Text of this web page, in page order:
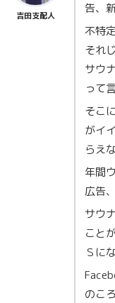
吉田支配人
告、
不特
それ
サウ
って
そこ
がイ
らえ
年間
広告
サウ
こと
Ｓに
のこ